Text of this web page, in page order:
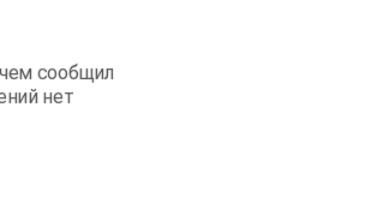
сообщил
нет